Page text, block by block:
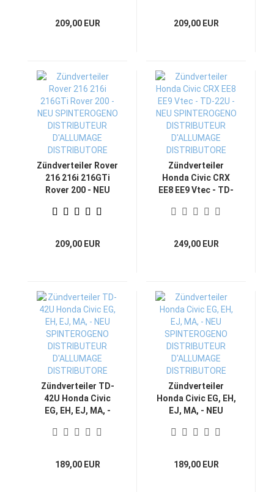
D'ALLUMAGE
DISTRIBUTORE
209,00 EUR
DISTRIBUTORE
209,00 EUR
Zündverteiler Rover
216 216i 216GTi
Rover 200 - NEU
DISTRIBUTEUR
DISTRIBUTORE
209,00 EUR
Zündverteiler
Honda Civic CRX
EE8 EE9 Vtec - TD-
SPINTEROGENO
D'ALLUMAGE
DISTRIBUTORE
249,00 EUR
Zündverteiler TD-
42U Honda Civic
EG, EH, EJ, MA, -
SPINTEROGENO
D'ALLUMAGE
DISTRIBUTORE
189,00 EUR
Zündverteiler
Honda Civic EG, EH,
EJ, MA, - NEU
DISTRIBUTEUR
DISTRIBUTORE
189,00 EUR